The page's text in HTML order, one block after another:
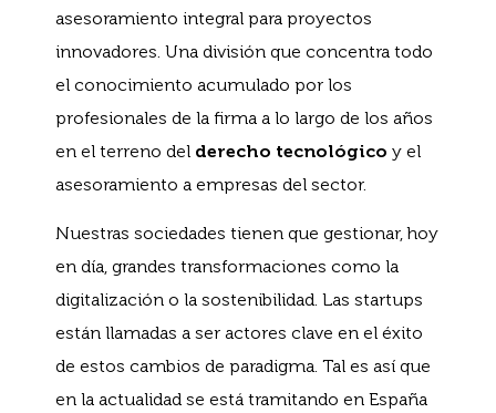
asesoramiento integral para proyectos
innovadores. Una división que concentra todo
el conocimiento acumulado por los
profesionales de la firma a lo largo de los años
en el terreno del derecho tecnológico y el
asesoramiento a empresas del sector.
Nuestras sociedades tienen que gestionar, hoy
en día, grandes transformaciones como la
digitalización o la sostenibilidad. Las startups
están llamadas a ser actores clave en el éxito
de estos cambios de paradigma. Tal es así que
en la actualidad se está tramitando en España